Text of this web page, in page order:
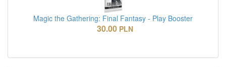
Magic the Gathering: Final Fantasy - Play Booster
30.00 PLN